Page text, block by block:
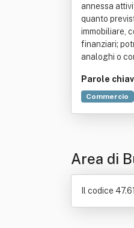
annessa
quanto
immobiliare,
finanziari;
analoghi o
Parole
Commercio
Area di
Il codice